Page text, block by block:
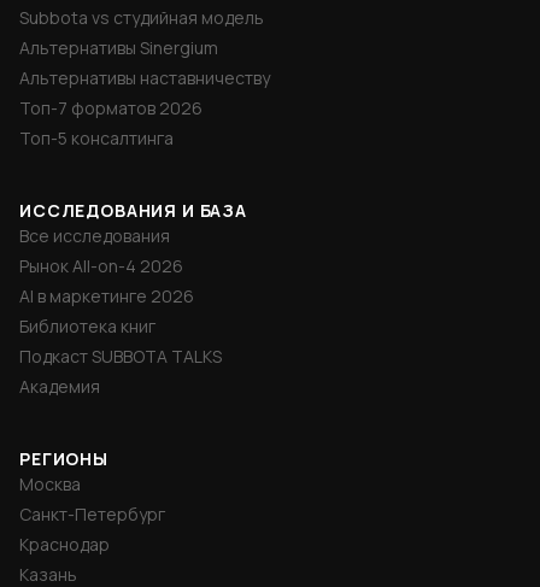
Subbota vs студийная модель
Альтернативы Sinergium
Альтернативы наставничеству
Топ-7 форматов 2026
Топ-5 консалтинга
ИССЛЕДОВАНИЯ И БАЗА
Все исследования
Рынок All-on-4 2026
AI в маркетинге 2026
Библиотека книг
Подкаст SUBBOTA TALKS
Академия
РЕГИОНЫ
Москва
Санкт-Петербург
Краснодар
Казань